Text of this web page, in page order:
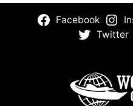
Facebook
Twitter